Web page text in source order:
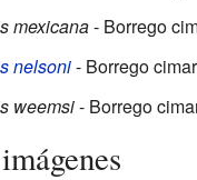
mexicana- Borrego
nelsoni- Borrego
weemsi- Borrego